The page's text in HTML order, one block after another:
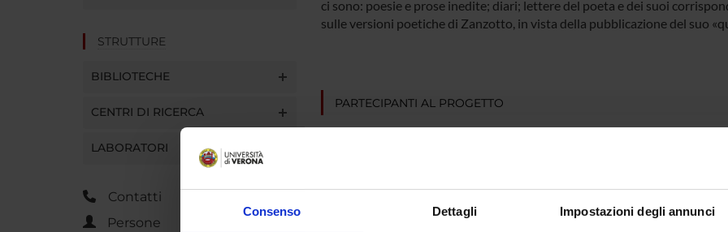
Consenso Dettagli Impostazioni degli annunci
STRUTTURE
BIBLIOTECHE
CENTRI DI RICERCA
LABORATORI
Contatti
Persone
ci sono: poesie e prose inedite; diari; lettere del poeta e dei suoi
sulle versioni poetiche di Zanzotto, in vista della pubblicazione del suo
PARTECIPANTI AL PROGETTO
AREE DI RICERCA COINVOLTE DAL PROGETTO